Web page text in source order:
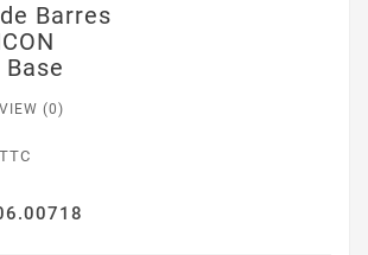
Barres
(0)
TTC